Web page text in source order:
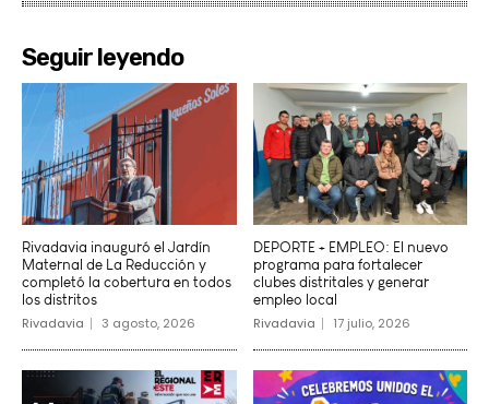
Seguir leyendo
Rivadavia inauguró el Jardín
Maternal de La Reducción y
completó la cobertura en todos
los distritos
Rivadavia 3 agosto, 2026
DEPORTE + EMPLEO: El nuevo
programa para fortalecer
clubes distritales y generar
empleo local
Rivadavia 17 julio, 2026